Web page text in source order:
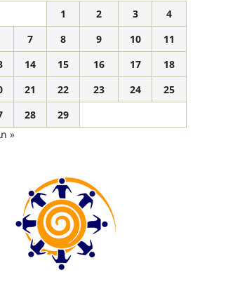
1 2 3
4
7 8 9 10
11
14 15 16 17
18
21 22 23 24
25
28
29
»